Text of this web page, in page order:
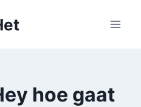
hoe gaat